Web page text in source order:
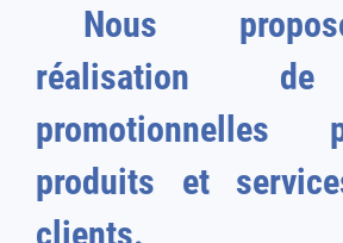
Nous
réalisation
produits et services de
clients.